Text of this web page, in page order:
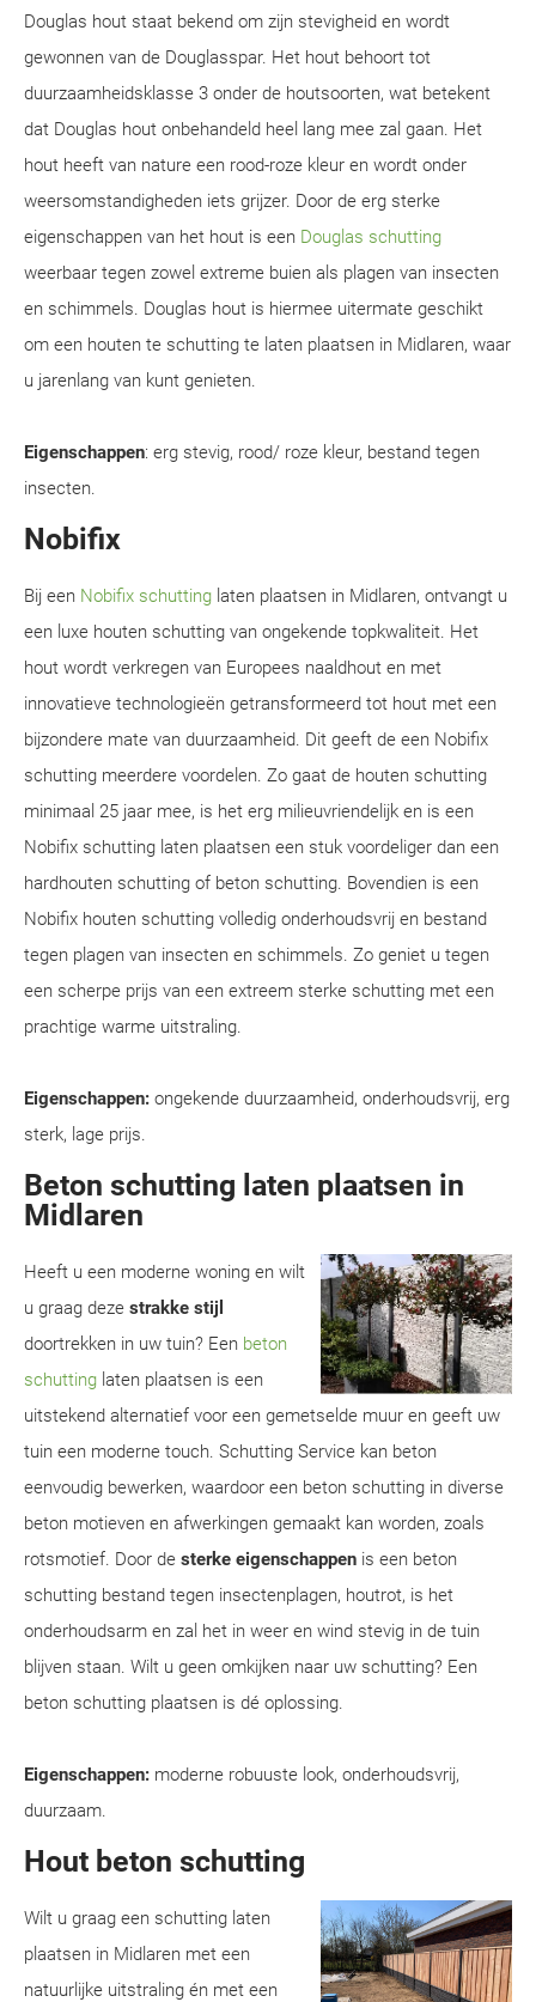
Douglas hout staat bekend om zijn stevigheid en wordt
gewonnen van de Douglasspar. Het hout behoort tot
duurzaamheidsklasse 3 onder de houtsoorten, wat betekent
dat Douglas hout onbehandeld heel lang mee zal gaan. Het
hout heeft van nature een rood-roze kleur en wordt onder
weersomstandigheden iets grijzer. Door de erg sterke
eigenschappen van het hout is een Douglas schutting
weerbaar tegen zowel extreme buien als plagen van insecten
en schimmels. Douglas hout is hiermee uitermate geschikt
om een houten te schutting te laten plaatsen in Midlaren, waar
u jarenlang van kunt genieten.
Eigenschappen: erg stevig, rood/ roze kleur, bestand tegen
insecten.
Nobifix
Bij een Nobifix schutting laten plaatsen in Midlaren, ontvangt u
een luxe houten schutting van ongekende topkwaliteit. Het
hout wordt verkregen van Europees naaldhout en met
innovatieve technologieën getransformeerd tot hout met een
bijzondere mate van duurzaamheid. Dit geeft de een Nobifix
schutting meerdere voordelen. Zo gaat de houten schutting
minimaal 25 jaar mee, is het erg milieuvriendelijk en is een
Nobifix schutting laten plaatsen een stuk voordeliger dan een
hardhouten schutting of beton schutting. Bovendien is een
Nobifix houten schutting volledig onderhoudsvrij en bestand
tegen plagen van insecten en schimmels. Zo geniet u tegen
een scherpe prijs van een extreem sterke schutting met een
prachtige warme uitstraling.
Eigenschappen: ongekende duurzaamheid, onderhoudsvrij, erg
sterk, lage prijs.
Beton schutting laten plaatsen in
Midlaren
Heeft u een moderne woning en wilt
u graag deze strakke stijl
doortrekken in uw tuin? Een beton
schutting laten plaatsen is een
uitstekend alternatief voor een gemetselde muur en geeft uw
tuin een moderne touch. Schutting Service kan beton
eenvoudig bewerken, waardoor een beton schutting in diverse
beton motieven en afwerkingen gemaakt kan worden, zoals
rotsmotief. Door de sterke eigenschappen is een beton
schutting bestand tegen insectenplagen, houtrot, is het
onderhoudsarm en zal het in weer en wind stevig in de tuin
blijven staan. Wilt u geen omkijken naar uw schutting? Een
beton schutting plaatsen is dé oplossing.
Eigenschappen: moderne robuuste look, onderhoudsvrij,
duurzaam.
Hout beton schutting
Wilt u graag een schutting laten
plaatsen in Midlaren met een
natuurlijke uitstraling én met een